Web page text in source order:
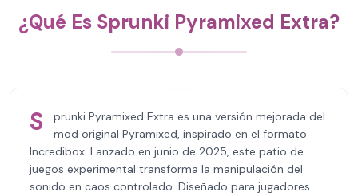
¿Qué Es Sprunki Pyramixed Extra?
S
prunki Pyramixed Extra es una versión mejorada del
mod original Pyramixed, inspirado en el formato
Incredibox. Lanzado en junio de 2025, este patio de
juegos experimental transforma la manipulación del
sonido en caos controlado. Diseñado para jugadores